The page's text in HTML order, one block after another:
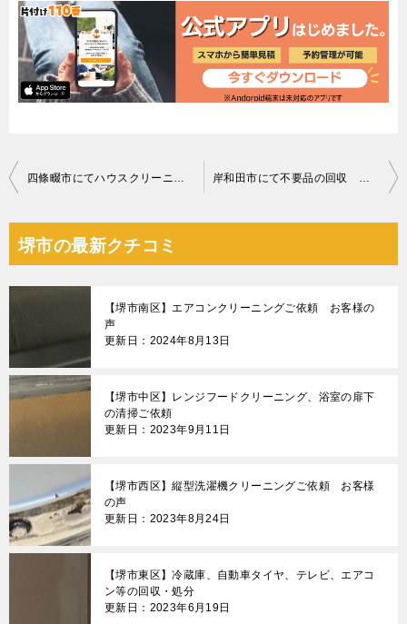
投
ナ
ビ
ゲ
シ
ョ
ン
堺市の最新クチコミ
【堺市南区】エアコンクリーニングご依頼 お客様の
声
更新日：2024年8月13日
【堺市中区】レンジフードクリーニング、浴室の扉下
の清掃ご依頼
更新日：2023年9月11日
【堺市西区】縦型洗濯機クリーニングご依頼 お客様
の声
更新日：2023年8月24日
【堺市東区】冷蔵庫、自動車タイヤ、テレビ、エアコ
ン等の回収・処分
更新日：2023年6月19日